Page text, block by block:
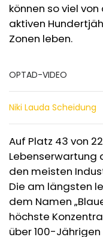
können so viel
aktiven
Zonen leben.
OPTAD-VIDEO
Niki Lauda Scheidung
Auf Platz 43 von
Lebenserwartung
den meisten
Die am längsten
dem Namen
höchste
über 100-